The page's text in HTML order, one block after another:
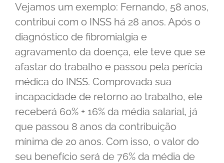
Vejamos um exemplo: Fernando, 58 anos,
contribui com o INSS há 28 anos. Após o
diagnóstico de fibromialgia e
agravamento da doença, ele teve que se
afastar do trabalho e passou pela perícia
médica do INSS. Comprovada sua
incapacidade de retorno ao trabalho, ele
receberá 60% + 16% da média salarial, já
que passou 8 anos da contribuição
mínima de 20 anos. Com isso, o valor do
seu benefício será de 76% da média de